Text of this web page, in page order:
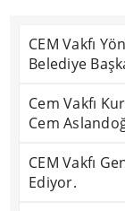
CEM Vakfı
Belediye
Cem Vakfı
Cem
CEM Vakfı
Ediyor.